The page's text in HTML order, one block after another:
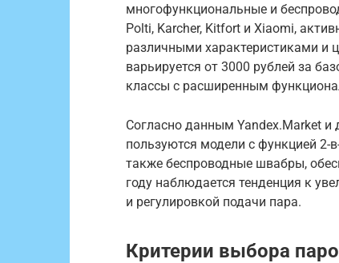
многофункциональные и
Polti, Karcher, Kitfort и Xiaomi,
различными характеристиками и
варьируется от 3000 рублей за
классы с расширенным
Согласно данным Yandex.Market
пользуются модели с функцией 2-
также беспроводные швабры,
году наблюдается тенденция к
и регулировкой подачи пара.
Критерии выбора